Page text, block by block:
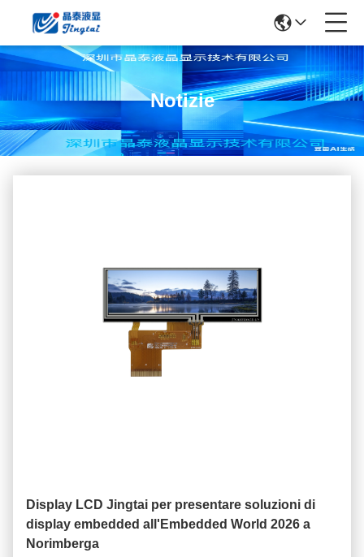
Notizie
Display LCD Jingtai per presentare soluzioni di
display embedded all'Embedded World 2026 a
Norimberga